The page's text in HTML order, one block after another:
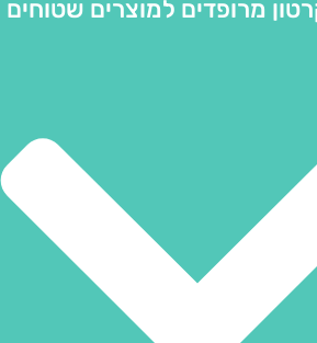
מרופדים למוצרים שטוחים